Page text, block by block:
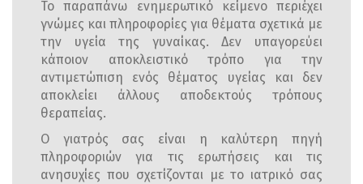
Το παραπάνω ενημερωτικό κείμενο περιέχει
γνώμες και πληροφορίες για θέματα σχετικά με
την υγεία της γυναίκας. Δεν υπαγορεύει
κάποιον αποκλειστικό τρόπο για την
αντιμετώπιση ενός θέματος υγείας και δεν
αποκλείει άλλους αποδεκτούς τρόπους
θεραπείας.
Ο γιατρός σας είναι η καλύτερη πηγή
πληροφοριών για τις ερωτήσεις και τις
ανησυχίες που σχετίζονται με το ιατρικό σας